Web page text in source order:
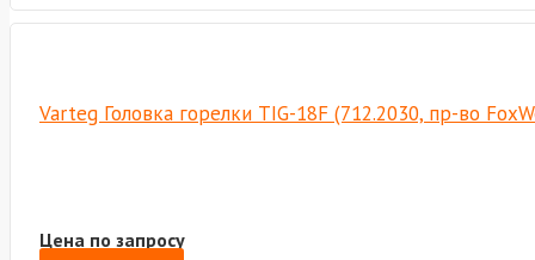
Varteg Головка горелки TIG-18F (712.2030, пр-во
Цена по запросу